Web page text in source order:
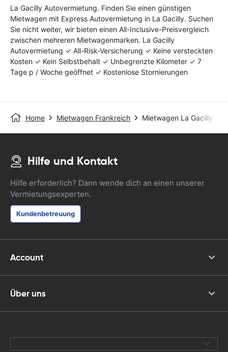
La Gacilly Autovermietung. Finden Sie einen günstigen
Mietwagen mit Express Autovermietung in La Gacilly. Suchen
Sie nicht weiter, wir bieten einen All-Inclusive-Preisvergleich
zwischen mehreren Mietwagenmarken. La Gacilly
Autovermietung ✓ All-Risk-Versicherung ✓ Keine versteckten
Kosten ✓ Kein Selbstbehalt ✓ Unbegrenzte Kilometer ✓ 7
Tage p / Woche geöffnet ✓ Kostenlose Stornierungen
Home Mietwagen Frankreich Mietwagen La Gacilly
Hilfe und Kontakt
Hilfe erforderlich? Dann wende dich an einen unserer
Vermietungsexperten.
Kundenbetreuung
Account
Über uns